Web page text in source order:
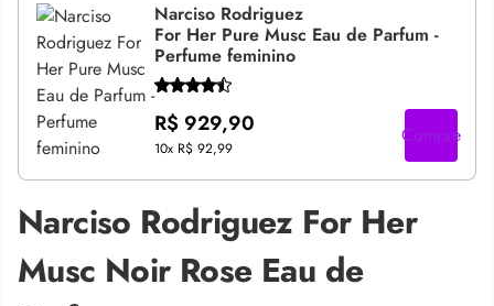
Narciso Rodriguez
For Her Pure Musc Eau de Parfum -
Perfume feminino
R$ 929,90
10x R$ 92,99
Compre
Narciso Rodriguez For Her
Musc Noir Rose Eau de